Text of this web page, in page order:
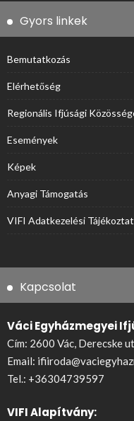
Gyors linkek
Bemutatkozás
Elérhetőség
Regionális Ifjúsági
Események
Képek
Anyagi Támogatás
VIFI Adatkezelési
Kapcsolat
Váci Egyházmegyei
Cím: 2600 Vác, Derecske
Email:
Tel.: +36304739597
VIFI Alapítvány: